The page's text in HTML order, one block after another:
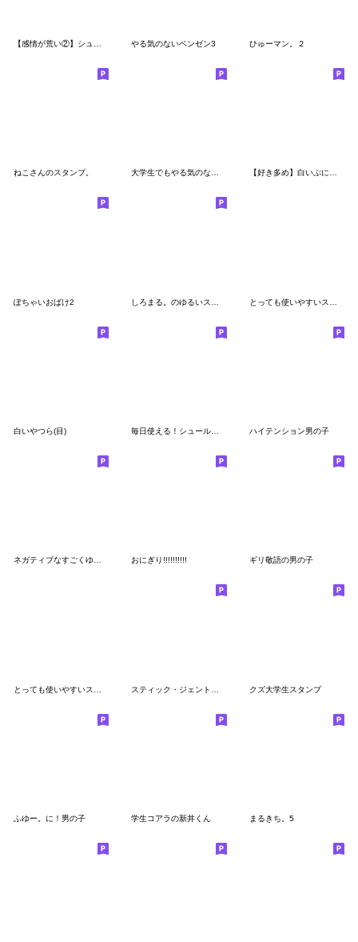
やる気のないベンゼン3 ひゅーマン。２
ねこさんのスタンプ。 大学生でもやる気のないベンゼン 【好き多め】白いぷにぷに
ぽちゃいおばけ2
白いやつら(目) ハイテンション男の子
ネガティブなすごくゆるいいきもの おにぎり!!!!!!!!!! ギリ敬語の男の子
クズ大学生スタンプ
ふゆー。に！男の子 学生コアラの新井くん まるきち。5